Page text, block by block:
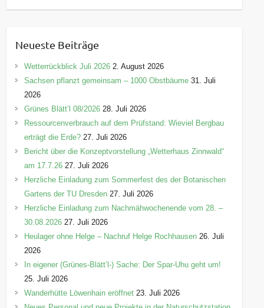
a
g
o
r
e
n
Neueste Beiträge
Wetterrückblick Juli 2026 2. August 2026
Sachsen pflanzt gemeinsam – 1000 Obstbäume 31. Juli
2026
Grünes Blätt’l 08/2026 28. Juli 2026
Ressourcenverbrauch auf dem Prüfstand: Wieviel Bergbau
erträgt die Erde? 27. Juli 2026
Bericht über die Konzeptvorstellung „Wetterhaus Zinnwald“
am 17.7.26 27. Juli 2026
Herzliche Einladung zum Sommerfest des der Botanischen
Gartens der TU Dresden 27. Juli 2026
Herzliche Einladung zum Nachmähwochenende vom 28. –
30.08.2026 27. Juli 2026
Heulager ohne Helge – Nachruf Helge Rochhausen 26. Juli
2026
In eigener (Grünes-Blätt’l-) Sache: Der Spar-Uhu geht um!
25. Juli 2026
Wanderhütte Löwenhain eröffnet 23. Juli 2026